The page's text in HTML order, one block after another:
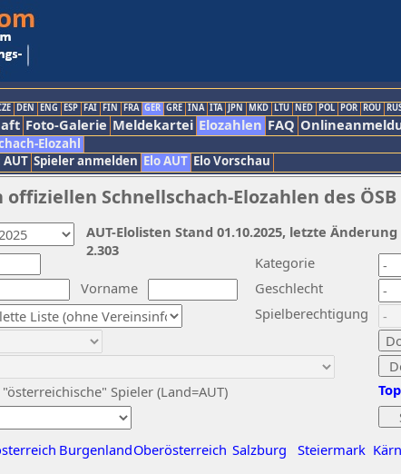
DEN ENG ESP FAI FIN FRA GER GRE INA ITA JPN MKD LTU NED POL POR ROU
Foto-Galerie Meldekartei Elozahlen FAQ
Elozahl
Spieler anmelden Elo AUT Elo Vorschau
Schnellschach-Elozahlen des ÖSB
Vorname
Kategorie
Geschlecht
Spieler (Land=AUT)
Spielberechtigung
BurgenlandOberösterreich Salzburg Steiermark
AUT-Elolisten Stand 01.10.2025, letzte
2.303